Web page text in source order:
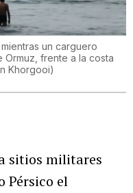
un carguero
frente a la costa
Khorgooi)
sitios militares
Pérsico el